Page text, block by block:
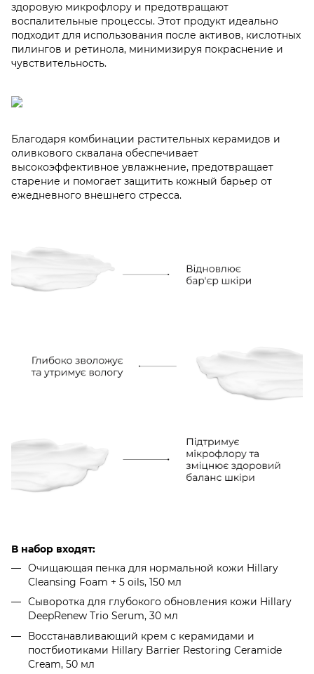
здоровую микрофлору и предотвращают
воспалительные процессы. Этот продукт идеально
подходит для использования после активов, кислотных
пилингов и ретинола, минимизируя покраснение и
чувствительность.
Благодаря комбинации растительных керамидов и
оливкового сквалана обеспечивает
высокоэффективное увлажнение, предотвращает
старение и помогает защитить кожный барьер от
ежедневного внешнего стресса.
В набор входят:
Очищающая пенка для нормальной кожи Hillary
Cleansing Foam + 5 oils, 150 мл
Сыворотка для глубокого обновления кожи Hillary
DeepRenew Trio Serum, 30 мл
Восстанавливающий крем с керамидами и
постбиотиками Hillary Barrier Restoring Ceramide
Cream, 50 мл